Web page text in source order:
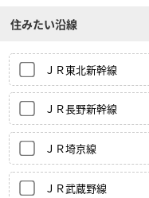
住みたい沿線
ＪＲ東北新幹線
ＪＲ長野新幹線
ＪＲ埼京線
ＪＲ武蔵野線